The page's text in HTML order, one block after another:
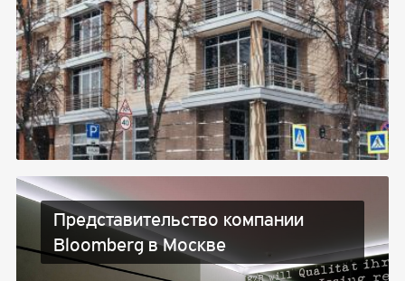
Представительство компании
Bloomberg в Москве